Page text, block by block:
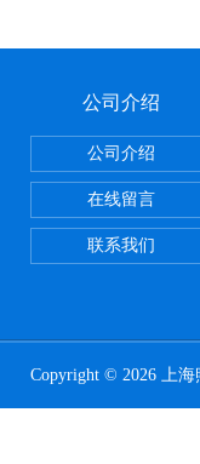
公司介绍
公司介绍
在线留言
联系我们
Copyright © 2026 上